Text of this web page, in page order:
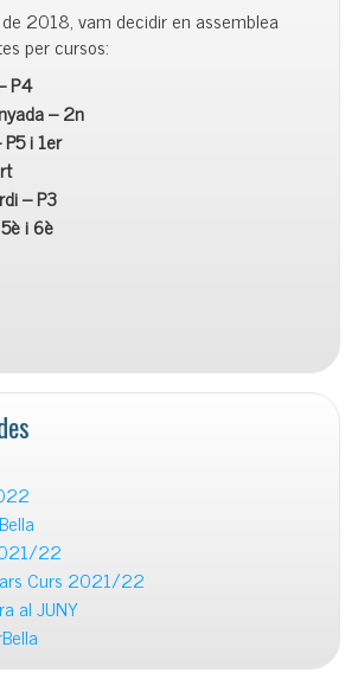
2018, vam decidir en assemblea
per cursos:
P4
– 2n
i 1er
– P3
i 6è
22
Curs 2021/22
al JUNY